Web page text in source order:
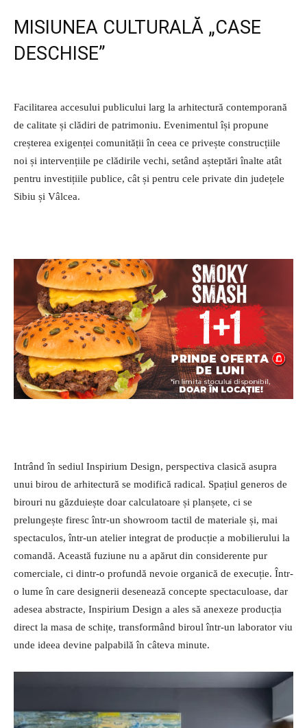
MISIUNEA CULTURALĂ „CASE
DESCHISE”
Facilitarea accesului publicului larg la arhitectură contemporană
de calitate și clădiri de patrimoniu. Evenimentul își propune
creșterea exigenței comunității în ceea ce privește construcțiile
noi și intervențiile pe clădirile vechi, setând așteptări înalte atât
pentru investițiile publice, cât și pentru cele private din județele
Sibiu și Vâlcea.
Intrând în sediul Inspirium Design, perspectiva clasică asupra
unui birou de arhitectură se modifică radical. Spațiul generos de
birouri nu găzduiește doar calculatoare și planșete, ci se
prelungește firesc într-un showroom tactil de materiale și, mai
spectaculos, într-un atelier integrat de producție a mobilierului la
comandă. Această fuziune nu a apărut din considerente pur
comerciale, ci dintr-o profundă nevoie organică de execuție. Într-
o lume în care designerii desenează concepte spectaculoase, dar
adesea abstracte, Inspirium Design a ales să anexeze producția
direct la masa de schițe, transformând biroul într-un laborator viu
unde ideea devine palpabilă în câteva minute.